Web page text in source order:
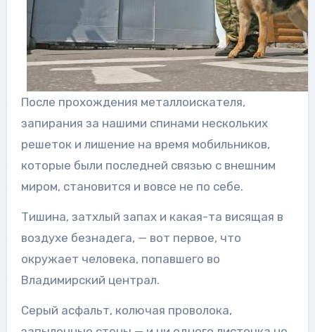
После прохождения металлоискателя,
запирания за нашими спинами нескольких
решеток и лишение на время мобильников,
которые были последней связью с внешним
миром, становится и вовсе не по себе.
Тишина, затхлый запах и какая-та висящая в
воздухе безнадега, — вот первое, что
окружает человека, попавшего во
Владимирский централ.
Серый асфальт, колючая проволока,